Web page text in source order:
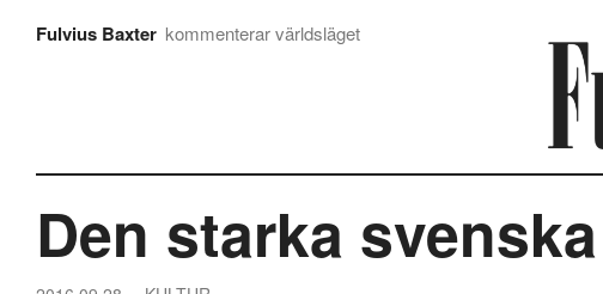
Fulvius Baxter kommenterar världsläget
Den starka